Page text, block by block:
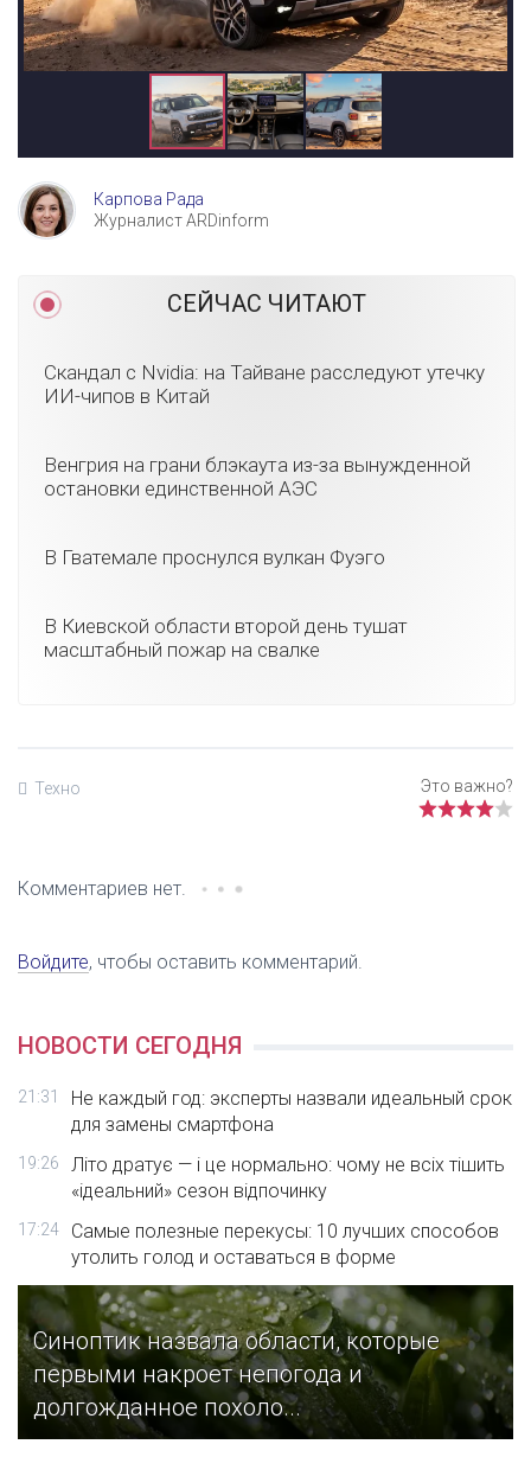
Карпова Рада
Журналист ARDinform
СЕЙЧАС ЧИТАЮТ
Скандал с Nvidia: на Тайване расследуют утечку
ИИ-чипов в Китай
Венгрия на грани блэкаута из-за вынужденной
остановки единственной АЭС
В Гватемале проснулся вулкан Фуэго
В Киевской области второй день тушат
масштабный пожар на свалке
Техно
Комментариев нет.
Войдите, чтобы оставить комментарий.
НОВОСТИ СЕГОДНЯ
21:31
Не каждый год: эксперты назвали идеальный срок
для замены смартфона
19:26
Літо дратує — і це нормально: чому не всіх тішить
«ідеальний» сезон відпочинку
17:24
Самые полезные перекусы: 10 лучших способов
утолить голод и оставаться в форме
Синоптик назвала области, которые
первыми накроет непогода и
долгожданное похоло...